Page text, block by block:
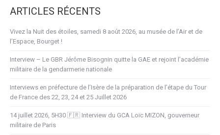
ARTICLES RÉCENTS
Vivez la Nuit des étoiles, samedi 8 août 2026, au musée de l’Air et de
l’Espace, Bourget !
Interview – Le GBR Jérôme Bisognin quitte la GAE et rejoint l’académie
militaire de la gendarmerie nationale
Interviews en préfecture de l’Isère de la préparation de l’étape du Tour
de France des 22, 23, 24 et 25 Juillet 2026
14 juillet 2026, 5H30 🇫🇷 Interview du GCA Loïc MIZON, gouverneur
militaire de Paris